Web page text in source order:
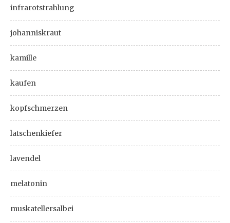
infrarotstrahlung
johanniskraut
kamille
kaufen
kopfschmerzen
latschenkiefer
lavendel
melatonin
muskatellersalbei